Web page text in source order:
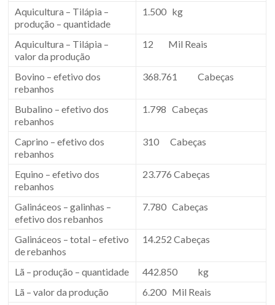
Aquicultura – Tilápia –
produção – quantidade
1.500 kg
Aquicultura – Tilápia –
valor da produção
12 Mil Reais
Bovino – efetivo dos
rebanhos
368.761 Cabeças
Bubalino – efetivo dos
rebanhos
1.798 Cabeças
Caprino – efetivo dos
rebanhos
310 Cabeças
Equino – efetivo dos
rebanhos
23.776 Cabeças
Galináceos – galinhas –
efetivo dos rebanhos
7.780 Cabeças
Galináceos – total – efetivo
de rebanhos
14.252 Cabeças
Lã – produção – quantidade
442.850 kg
Lã – valor da produção
6.200 Mil Reais